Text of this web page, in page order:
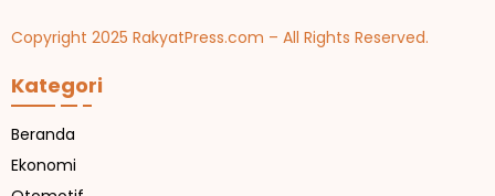
Copyright 2025 RakyatPress.com – All Rights Reserved.
Kategori
Beranda
Ekonomi